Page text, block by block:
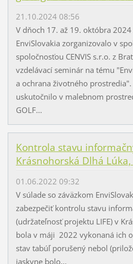
21.10.2024 08:56
V dňoch 17. až 19. októbra
EnviSlovakia zorganizovalo v
spoločnosťou CENVIS s.r.o. z
vzdelávací seminár na tému
a ochrana životného prostredia".
uskutočnilo v malebnom
GOLF...
Kontrola stavu
Krásnohorská Dlhá
01.06.2022 09:32
V súlade so záväzkom
zabezpečiť kontrolu stavu
(udržateľnosť projektu LIFE) v
bola v máji 2022 vykonaná ich
stav tabúľ porušený nebol
jaskyne bolo...